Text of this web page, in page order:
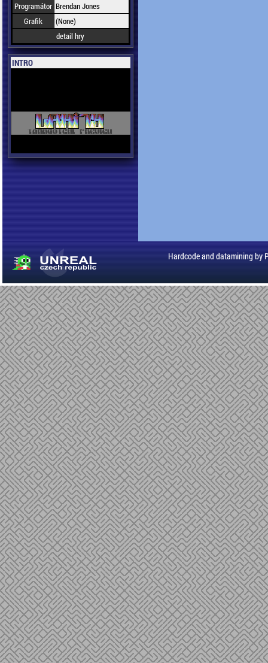
Programátor Brendan Jones
Grafik
(None)
detail hry
INTRO
Hardcode and datamining by